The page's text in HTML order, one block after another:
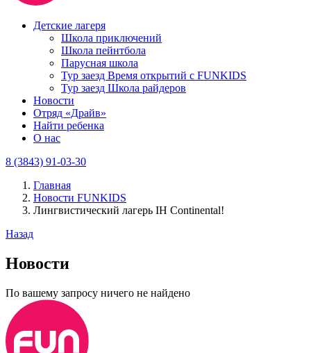
Детские лагеря
Школа приключений
Школа пейнтбола
Парусная школа
Тур заезд Время открытий с FUNKIDS
Тур заезд Школа райдеров
Новости
Отряд «Драйв»
Найти ребенка
О нас
8 (3843) 91-03-30
Главная
Новости FUNKIDS
Лингвистический лагерь IH Continental!
Назад
Новости
По вашему запросу ничего не найдено